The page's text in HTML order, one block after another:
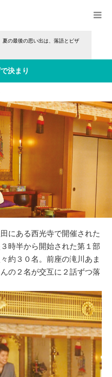
夏の最後の思い出は、落語とピザ
決まり
にある西光寺で開催された
時半から開始された第１部
約３０名。前座の滝川あま
の２名が交互に２話ずつ落